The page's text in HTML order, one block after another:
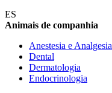
ES
Animais de companhia
Anestesia e Analgesia
Dental
Dermatologia
Endocrinologia